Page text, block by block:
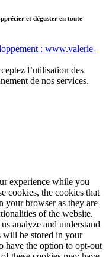
et déguster en toute
: www.valerie-
l’utilisation des
de nos services.
experience while you
cookies, the cookies that
your browser as they are
of the website.
analyze and understand
will be stored in your
have the option to opt-out